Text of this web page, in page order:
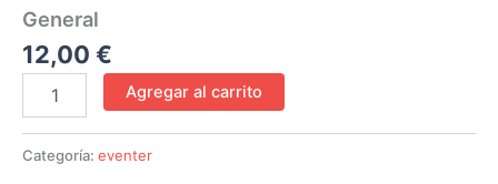
General
12,00 €
Agregar al carrito
Categoría: eventer